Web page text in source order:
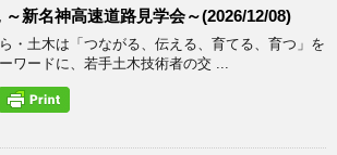
～新名神高速道路見学会～(2026/12/08)
・土木は「つながる、伝える、育てる、育つ」を
ワードに、若手土木技術者の交 ...